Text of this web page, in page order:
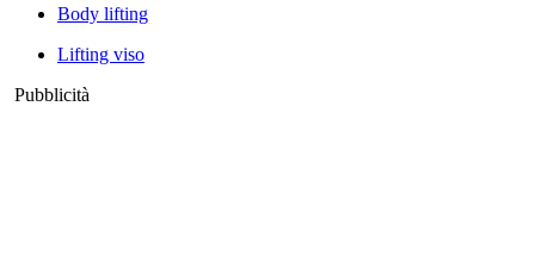
Body lifting
Lifting viso
Pubblicità